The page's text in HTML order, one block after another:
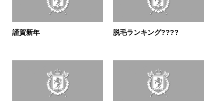
謹賀新年 脱毛ランキング????